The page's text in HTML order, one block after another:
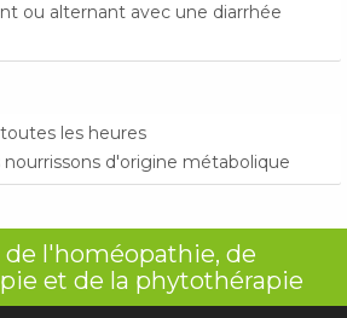
ou alternant avec une diarrhée
les heures
d'origine métabolique
de l'homéopathie, de
et de la phytothérapie